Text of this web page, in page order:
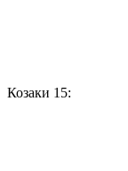
Козаки 15: